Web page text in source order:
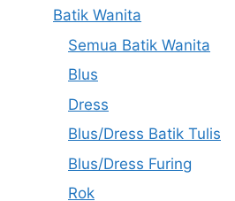
Batik Wanita
Semua Batik Wanita
Blus
Dress
Blus/Dress Batik Tulis
Blus/Dress Furing
Rok